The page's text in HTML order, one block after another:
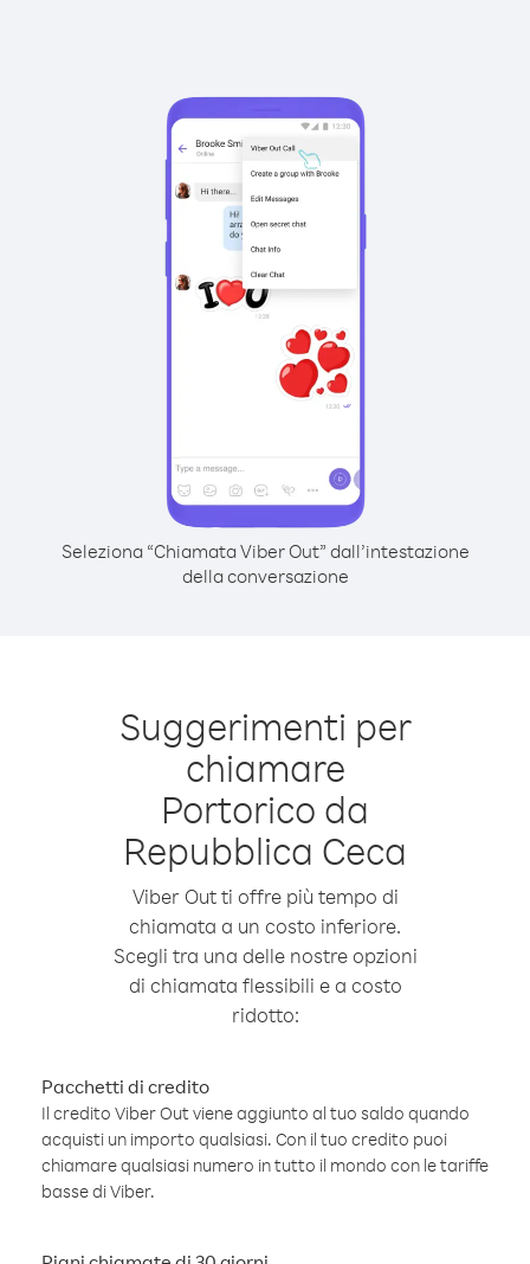
Seleziona “Chiamata Viber Out” dall’intestazione
della conversazione
Suggerimenti per
chiamare
Portorico da
Repubblica Ceca
Viber Out ti offre più tempo di
chiamata a un costo inferiore.
Scegli tra una delle nostre opzioni
di chiamata flessibili e a costo
ridotto:
Pacchetti di credito
Il credito Viber Out viene aggiunto al tuo saldo quando
acquisti un importo qualsiasi. Con il tuo credito puoi
chiamare qualsiasi numero in tutto il mondo con le tariffe
basse di Viber.